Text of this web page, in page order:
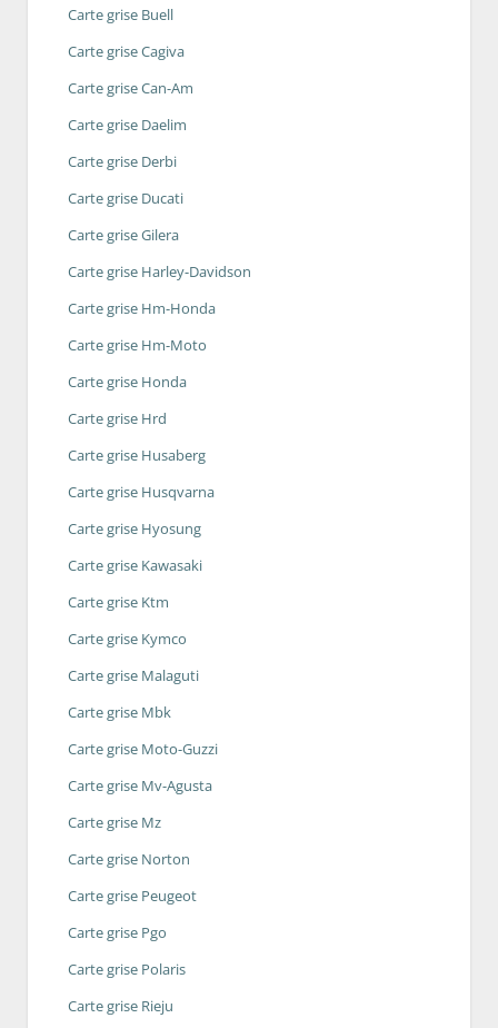
Carte grise Buell
Carte grise Cagiva
Carte grise Can-Am
Carte grise Daelim
Carte grise Derbi
Carte grise Ducati
Carte grise Gilera
Carte grise Harley-Davidson
Carte grise Hm-Honda
Carte grise Hm-Moto
Carte grise Honda
Carte grise Hrd
Carte grise Husaberg
Carte grise Husqvarna
Carte grise Hyosung
Carte grise Kawasaki
Carte grise Ktm
Carte grise Kymco
Carte grise Malaguti
Carte grise Mbk
Carte grise Moto-Guzzi
Carte grise Mv-Agusta
Carte grise Mz
Carte grise Norton
Carte grise Peugeot
Carte grise Pgo
Carte grise Polaris
Carte grise Rieju